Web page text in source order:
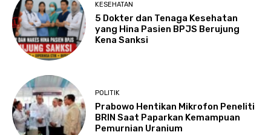
KESEHATAN
5 Dokter dan Tenaga Kesehatan
yang Hina Pasien BPJS Berujung
Kena Sanksi
POLITIK
Prabowo Hentikan Mikrofon Peneliti
BRIN Saat Paparkan Kemampuan
Pemurnian Uranium